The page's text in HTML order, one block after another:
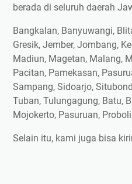
berada di seluruh daerah
Bangkalan, Banyuwangi,
Gresik, Jember, Jombang,
Madiun, Magetan, Malang,
Pacitan, Pamekasan,
Sampang, Sidoarjo,
Tuban, Tulungagung, Batu,
Mojokerto, Pasuruan,
Selain itu, kami juga bisa